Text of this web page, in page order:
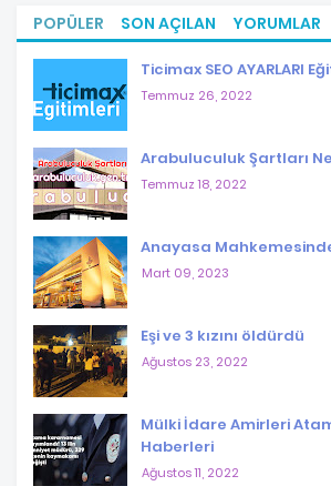
POPÜLER SON AÇILAN YORUMLAR
Ticimax SEO AYARLARI
Temmuz 26, 2022
Arabuluculuk Şartları
Temmuz 18, 2022
Anayasa
Mart 09, 2023
Eşi ve 3 kızını öldürdü
Ağustos 23, 2022
Mülki İdare Amirleri
Haberleri
Ağustos 11, 2022